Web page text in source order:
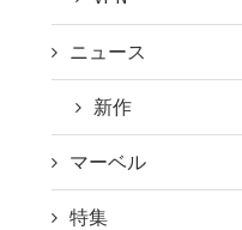
ニュース
新作
マーベル
特集